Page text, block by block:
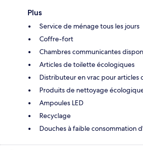
Plus
Service de ménage tous les jours
Coffre-fort
Chambres communicantes
Articles de toilette écologiques
Distributeur en vrac pour articles
Produits de nettoyage
Ampoules LED
Recyclage
Douches à faible consommation